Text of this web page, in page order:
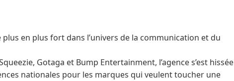
en plus fort dans l’univers de la communication et du
Gotaga et Bump Entertainment, l’agence s’est hissée
nationales pour les marques qui veulent toucher une